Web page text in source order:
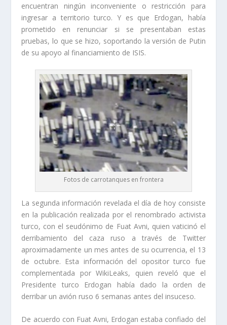
encuentran ningún inconveniente o restricción para
ingresar a territorio turco. Y es que Erdogan, había
prometido en renunciar si se presentaban estas
pruebas, lo que se hizo, soportando la versión de Putin
de su apoyo al financiamiento de ISIS.
Fotos de carrotanques en frontera
La segunda información revelada el día de hoy consiste
en la publicación realizada por el renombrado activista
turco, con el seudónimo de Fuat Avni, quien vaticinó el
derribamiento del caza ruso a través de Twitter
aproximadamente un mes antes de su ocurrencia, el 13
de octubre. Esta información del opositor turco fue
complementada por WikiLeaks, quien reveló que el
Presidente turco Erdogan había dado la orden de
derribar un avión ruso 6 semanas antes del insuceso.
De acuerdo con Fuat Avni, Erdogan estaba confiado del